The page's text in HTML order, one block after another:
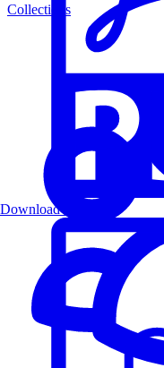
Collections
Download PDF